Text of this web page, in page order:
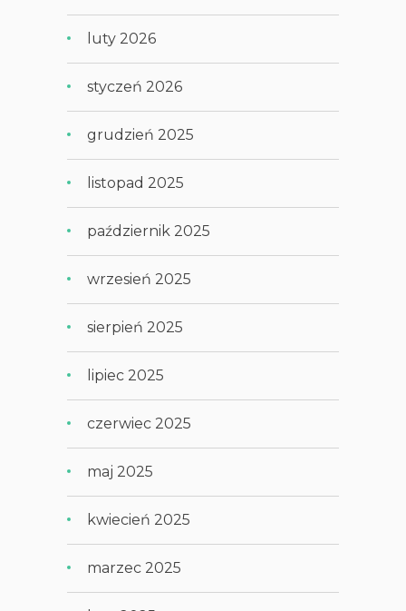
luty 2026
styczeń 2026
grudzień 2025
listopad 2025
październik 2025
wrzesień 2025
sierpień 2025
lipiec 2025
czerwiec 2025
maj 2025
kwiecień 2025
marzec 2025